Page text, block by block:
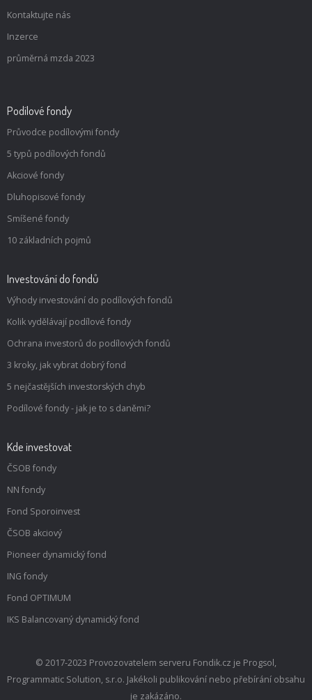
Kontaktujte nás
Inzerce
průměrná mzda 2023
Podílové fondy
Průvodce podílovými fondy
5 typů podílových fondů
Akciové fondy
Dluhopisové fondy
Smíšené fondy
10 základních pojmů
Investování do fondů
Výhody investování do podílových fondů
Kolik vydělávají podílové fondy
Ochrana investorů do podílových fondů
3 kroky, jak vybrat dobrý fond
5 nejčastějších investorských chyb
Podílové fondy - jak je to s daněmi?
Kde investovat
ČSOB fondy
NN fondy
Fond Sporoinvest
ČSOB akciový
Pioneer dynamický fond
ING fondy
Fond OPTIMUM
IKS Balancovaný dynamický fond
© 2017-2023 Provozovatelem serveru Fondik.cz je Progsol,
Programmatic Solution, s.r.o. Jakékoli publikování nebo přebírání obsahu
je zakázáno.